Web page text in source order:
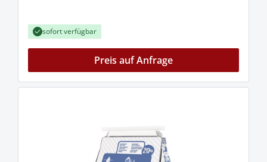
sofort verfügbar
Preis auf Anfrage